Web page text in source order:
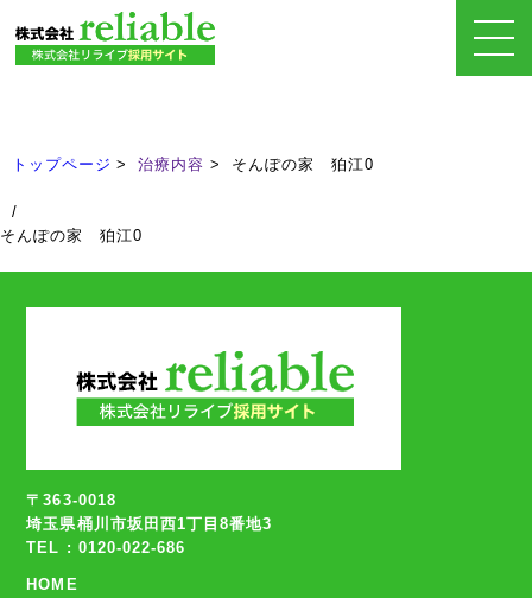
Treatment
トップページ 治療内容 そんぽの家 狛江0
/
そんぽの家 狛江0
〒363-0018
埼玉県桶川市坂田西1丁目8番地3
TEL : 0120-022-686
HOME